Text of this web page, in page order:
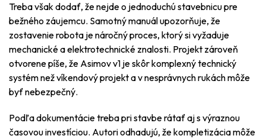
Treba však dodať, že nejde o jednoduchú stavebnicu pre
bežného záujemcu. Samotný manuál upozorňuje, že
zostavenie robota je náročný proces, ktorý si vyžaduje
mechanické a elektrotechnické znalosti. Projekt zároveň
otvorene píše, že Asimov v1 je skôr komplexný technický
systém než víkendový projekt a v nesprávnych rukách môže
byť nebezpečný.
Podľa dokumentácie treba pri stavbe rátať aj s výraznou
časovou investíciou. Autori odhadujú, že kompletizácia môže